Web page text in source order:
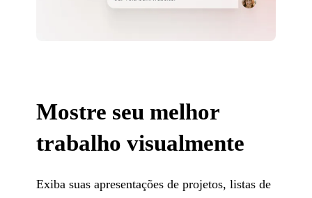
Mostre seu melhor
trabalho visualmente
Exiba suas apresentações de projetos, listas de